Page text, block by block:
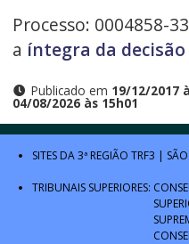
Processo: 0004858-
a íntegra da decisão
Publicado em 19/12/2017
04/08/2026 às 15h01
SITES DA 3ª REGIÃO TRF3 |
TRIBUNAIS SUPERIORES: